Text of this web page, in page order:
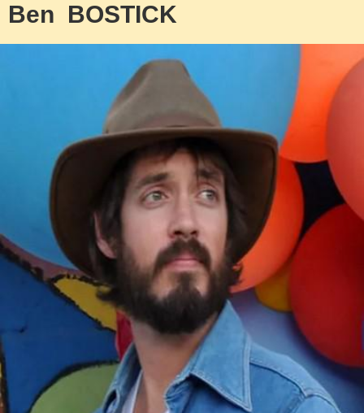
Ben BOSTICK